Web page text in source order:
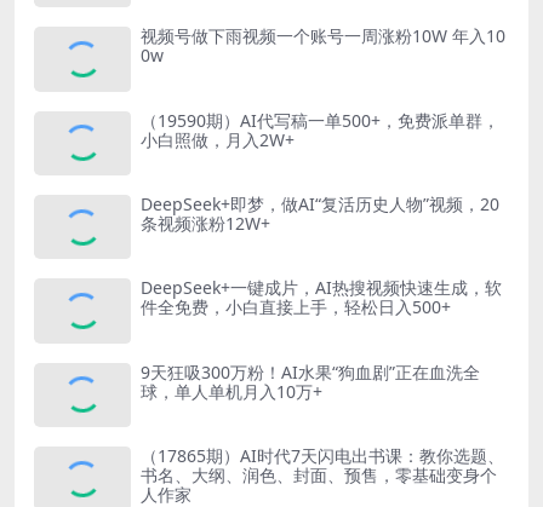
视频号做下雨视频一个账号一周涨粉10W 年入10
0w
（19590期）AI代写稿一单500+，免费派单群，
小白照做，月入2W+
DeepSeek+即梦，做AI“复活历史人物”视频，20
条视频涨粉12W+
DeepSeek+一键成片，AI热搜视频快速生成，软
件全免费，小白直接上手，轻松日入500+
9天狂吸300万粉！AI水果“狗血剧”正在血洗全
球，单人单机月入10万+
（17865期）AI时代7天闪电出书课：教你选题、
书名、大纲、润色、封面、预售，零基础变身个
人作家